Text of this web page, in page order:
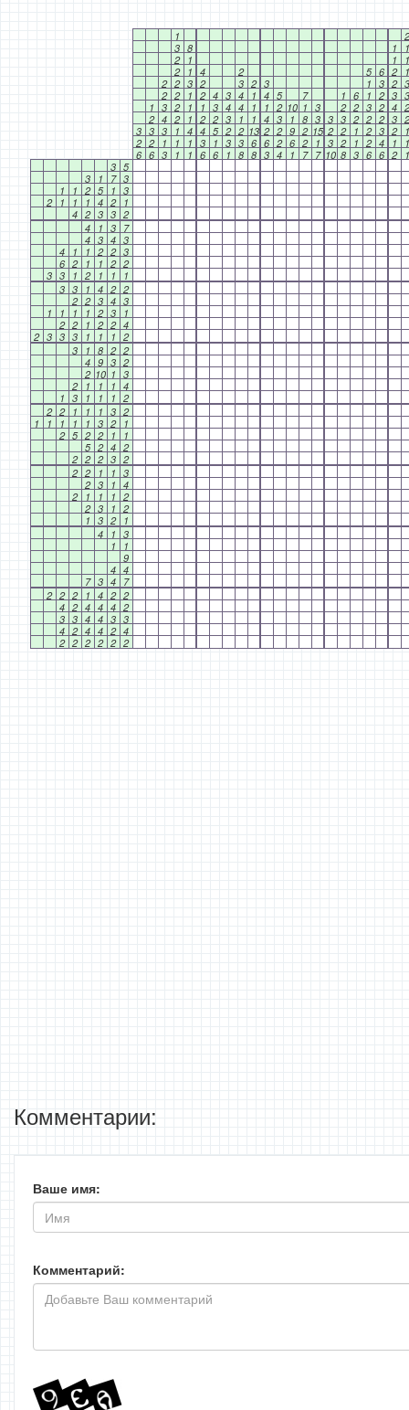
1
2
3 8 1
1
2
1 1
1
2
1 4 2 5 6 2
1
2 2 3 2 3 2 3 1 3 2 3
2 2 1 2 4 3 4 1 4 5 7 1 6 1 2 3 3
1 3 2 1 1 3 4 4 1 1 2 10 1 3 2 2 3 2 4 2
2 4 2 1 2 2 3 1 1 4 3 1 8 3 3 3 2 2 2 3 2
3 3 3 1 4 4 5 2 2 13 2 2 9 2 15 2 2 1 2 3 2
1
2 2 1 1 1 3 1 3 3 6 6 2 6 2 1 3 2 1 2 4 1
1
6 6 3 1 1 6 6 1 8 8 3 4 1 7 7 10 8 3 6 6 2
1
3 5
3
1 7 3
1
1 2 5 1 3
2
1 1 1 4 2
1
4 2 3 3 2
4
1 3 7
4 3 4 3
4
1 1 2 2 3
6 2 1 1 2 2
3 3 1 2 1 1
1
3 3 1 4 2 2
2 2 3 4 3
1
1 1 1 2 3
1
2 2 1 2 2 4
2 3 3 3 1 1 1 2
3
1 8 2 2
4 9 3 2
2 10 1 3
2
1 1 1 4
1 3 1 1 1 2
2 2 1 1 1 3 2
1
1 1 1 1 3 2
1
2 5 2 2 1
1
5 2 4 2
2 2 2 3 2
2 2 1 1 3
2 3 1 4
2
1 1 1 2
2 3 1 2
1 3 2
1
4
1 3
1
1
9
4 4
7 3 4 7
2 2 2 1 4 2 2
4 2 4 4 4 2
3 3 4 4 3 3
4 2 4 4 2 4
2 2 2 2 2 2
Комментарии:
Ваше имя:
Комментарий: